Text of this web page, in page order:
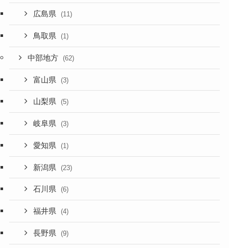
広島県 (11)
鳥取県 (1)
中部地方 (62)
富山県 (3)
山梨県 (5)
岐阜県 (3)
愛知県 (1)
新潟県 (23)
石川県 (6)
福井県 (4)
長野県 (9)